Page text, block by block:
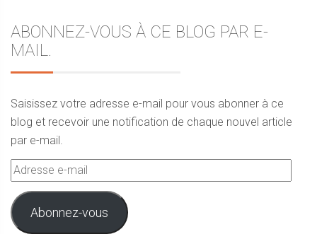
ABONNEZ-VOUS À CE BLOG PAR E-
MAIL.
Saisissez votre adresse e-mail pour vous abonner à ce
blog et recevoir une notification de chaque nouvel article
par e-mail.
Adresse
e-
mail
Abonnez-vous